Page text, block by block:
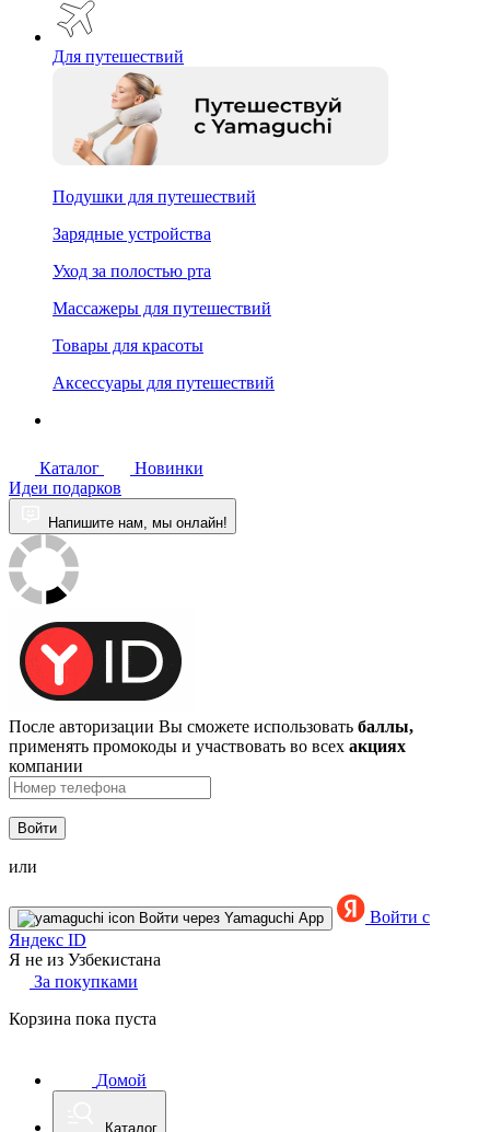
Для путешествий
Подушки для путешествий
Зарядные устройства
Уход за полостью рта
Массажеры для путешествий
Товары для красоты
Аксессуары для путешествий
Каталог
Новинки
Идеи подарков
Напишите нам, мы онлайн!
После авторизации Вы сможете использовать баллы,
применять промокоды и участвовать во всех акциях
компании
Войти
или
Войти через Yamaguchi App
Войти с
Яндекс ID
Я не из Узбекистана
За покупками
Корзина пока пуста
Домой
Каталог